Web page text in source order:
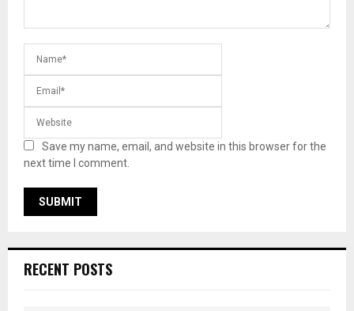
Save my name, email, and website in this browser for the
next time I comment.
RECENT POSTS